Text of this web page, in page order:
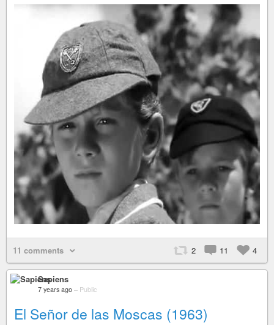
11 comments 2 11 4
Sapiens
7 years ago – Public
El Señor de las Moscas (1963)